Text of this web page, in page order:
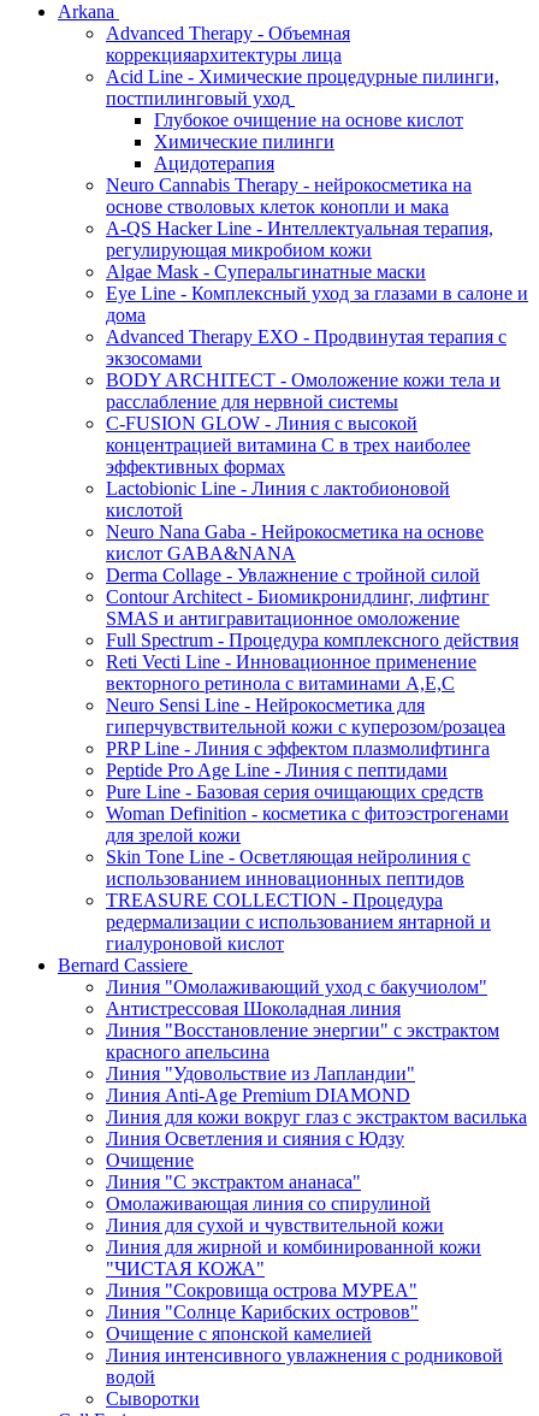
Arkana
Advanced Therapy - Объемная
коррекцияархитектуры лица
Acid Line - Химические процедурные пилинги,
постпилинговый уход
Глубокое очищение на основе кислот
Химические пилинги
Ацидотерапия
Neuro Cannabis Therapy - нейрокосметика на
основе стволовых клеток конопли и мака
A-QS Hacker Line - Интеллектуальная терапия,
регулирующая микробиом кожи
Algae Mask - Суперальгинатные маски
Eye Line - Комплексный уход за глазами в салоне и
дома
Advanced Therapy EXO - Продвинутая терапия с
экзосомами
BODY ARCHITECT - Омоложение кожи тела и
расслабление для нервной системы
C-FUSION GLOW - Линия с высокой
концентрацией витамина C в трех наиболее
эффективных формах
Lactobionic Line - Линия с лактобионовой
кислотой
Neuro Nana Gaba - Нейрокосметика на основе
кислот GABA&NANA
Derma Collage - Увлажнение с тройной силой
Contour Architect - Биомикронидлинг, лифтинг
SMAS и антигравитационное омоложение
Full Spectrum - Процедура комплексного действия
Reti Vecti Line - Инновационное применение
векторного ретинола с витаминами A,Е,С
Neuro Sensi Line - Нейрокосметика для
гиперчувствительной кожи с куперозом/розацеа
PRP Line - Линия с эффектом плазмолифтинга
Peptide Pro Age Line - Линия с пептидами
Pure Line - Базовая серия очищающих средств
Woman Definition - косметика с фитоэстрогенами
для зрелой кожи
Skin Tone Line - Осветляющая нейролиния с
использованием инновационных пептидов
TREASURE COLLECTION - Процедура
редермализации с использованием янтарной и
гиалуроновой кислот
Bernard Cassiere
Линия "Омолаживающий уход с бакучиолом"
Антистрессовая Шоколадная линия
Линия "Восстановление энергии" с экстрактом
красного апельсина
Линия "Удовольствие из Лапландии"
Линия Anti-Age Premium DIAMOND
Линия для кожи вокруг глаз с экстрактом василька
Линия Осветления и сияния с Юдзу
Очищение
Линия "С экстрактом ананаса"
Омолаживающая линия со спирулиной
Линия для сухой и чувствительной кожи
Линия для жирной и комбинированной кожи
"ЧИСТАЯ КОЖА"
Линия "Сокровища острова МУРЕА"
Линия "Солнце Карибских островов"
Очищение с японской камелией
Линия интенсивного увлажнения с родниковой
водой
Сыворотки